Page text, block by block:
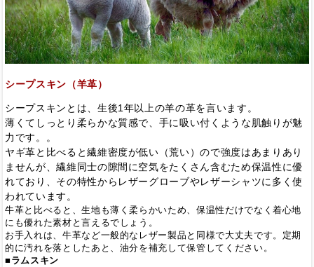
シープスキン（羊革）
シープスキンとは、生後1年以上の羊の革を言います。
薄くてしっとり柔らかな質感で、手に吸い付くような肌触りが魅
力です。。
ヤギ革と比べると繊維密度が低い（荒い）ので強度はあまりあり
ませんが、繊維同士の隙間に空気をたくさん含むため保温性に優
れており、その特性からレザーグローブやレザーシャツに多く使
われています。
牛革と比べると、生地も薄く柔らかいため、保温性だけでなく着心地
にも優れた素材と言えるでしょう。
お手入れは、牛革など一般的なレザー製品と同様で大丈夫です。定期
的に汚れを落としたあと、油分を補充して保管してください。
■ラムスキン